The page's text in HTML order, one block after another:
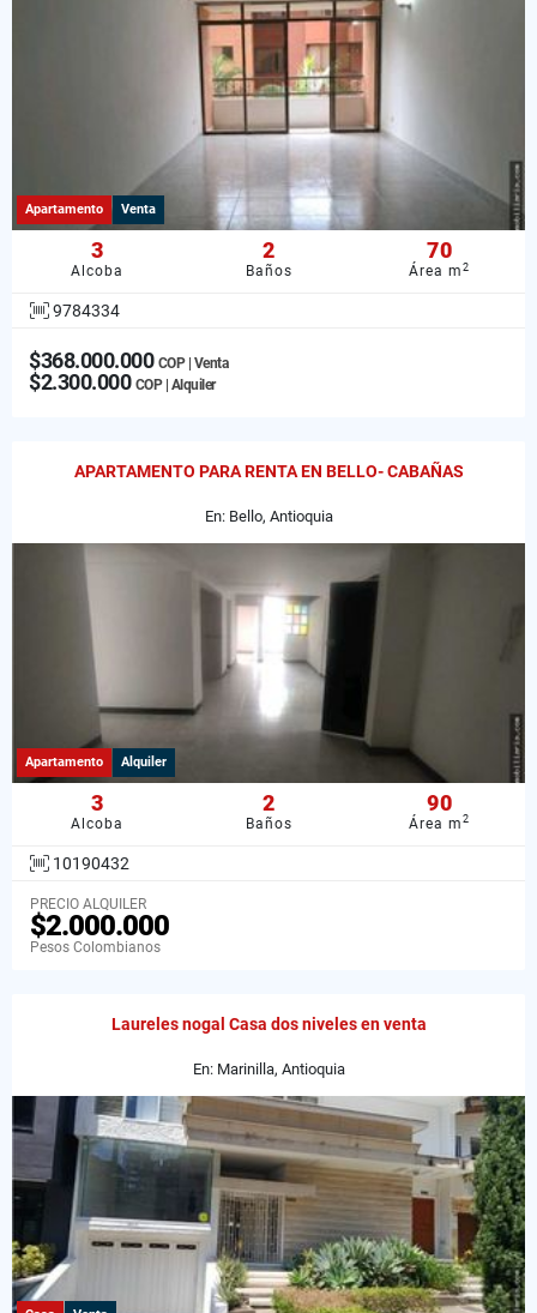
Apartamento Venta
3
Alcoba
2
Baños
70
Área m2
9784334
$368.000.000 COP | Venta
$2.300.000 COP | Alquiler
APARTAMENTO PARA RENTA EN BELLO- CABAÑAS
En: Bello, Antioquia
Apartamento Alquiler
3
Alcoba
2
Baños
90
Área m2
10190432
PRECIO ALQUILER
$2.000.000
Pesos Colombianos
Laureles nogal Casa dos niveles en venta
En: Marinilla, Antioquia